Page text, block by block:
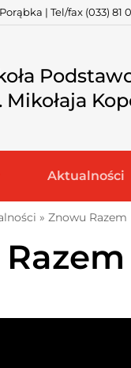
| Tel/fax (033) 81
Mikołaja
Aktualności
» Znowu Razem